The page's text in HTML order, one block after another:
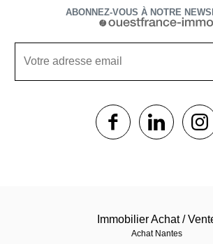
ABONNEZ-VOUS À NOTRE
1$s 1$s
Immobilier Achat /
Achat Nantes